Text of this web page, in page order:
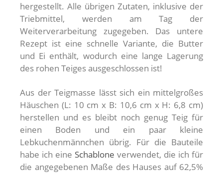
hergestellt. Alle übrigen Zutaten, inklusive der
Triebmittel, werden am Tag der
Weiterverarbeitung zugegeben. Das untere
Rezept ist eine schnelle Variante, die Butter
und Ei enthält, wodurch eine lange Lagerung
des rohen Teiges ausgeschlossen ist!
Aus der Teigmasse lässt sich ein mittelgroßes
Häuschen (L: 10 cm x B: 10,6 cm x H: 6,8 cm)
herstellen und es bleibt noch genug Teig für
einen Boden und ein paar kleine
Lebkuchenmännchen übrig. Für die Bauteile
habe ich eine Schablone verwendet, die ich für
die angegebenen Maße des Hauses auf 62,5%